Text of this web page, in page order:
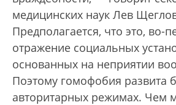
медицинских наук Лев
Предполагается, что это, во-
отражение социальных
основанных на неприятии
Поэтому гомофобия развита
авторитарных режимах. Чем